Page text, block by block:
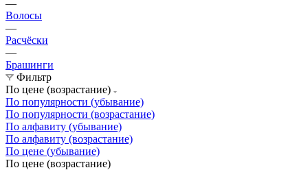
—
Волосы
—
Расчёски
—
Брашинги
Фильтр
По цене (возрастание)
По популярности (убывание)
По популярности (возрастание)
По алфавиту (убывание)
По алфавиту (возрастание)
По цене (убывание)
По цене (возрастание)